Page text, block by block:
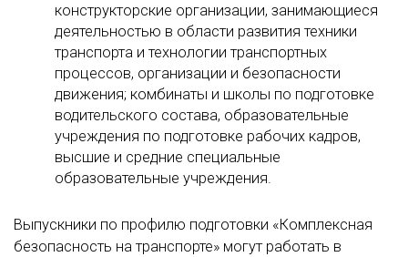
конструкторские организации, занимающиеся
деятельностью в области развития техники
транспорта и технологии транспортных
процессов, организации и безопасности
движения; комбинаты и школы по подготовке
водительского состава, образовательные
учреждения по подготовке рабочих кадров,
высшие и средние специальные
образовательные учреждения.
Выпускники по профилю подготовки «Комплексная
безопасность на транспорте» могут работать в